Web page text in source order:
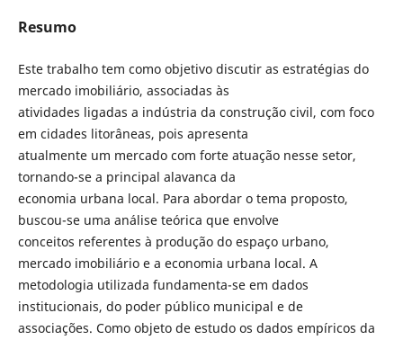
Resumo
Este trabalho tem como objetivo discutir as estratégias do
mercado imobiliário, associadas às
atividades ligadas a indústria da construção civil, com foco
em cidades litorâneas, pois apresenta
atualmente um mercado com forte atuação nesse setor,
tornando-se a principal alavanca da
economia urbana local. Para abordar o tema proposto,
buscou-se uma análise teórica que envolve
conceitos referentes à produção do espaço urbano,
mercado imobiliário e a economia urbana local. A
metodologia utilizada fundamenta-se em dados
institucionais, do poder público municipal e de
associações. Como objeto de estudo os dados empíricos da